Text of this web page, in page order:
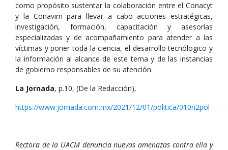
como propósito sustentar la colaboración entre el Conacyt
y la Conavim para llevar a cabo acciones estratégicas,
investigación, formación, capacitación y asesorías
especializadas y de acompañamiento para atender a las
víctimas y poner toda la ciencia, el desarrollo tecnólogico y
la información al alcance de este tema y de las instancias
de gobierno responsables de su atención.
La Jornada, p.10, (De la Redacción),
https://www.jornada.com.mx/2021/12/01/politica/010n2pol
Rectora de la UACM denuncia nuevas amenazas contra ella y